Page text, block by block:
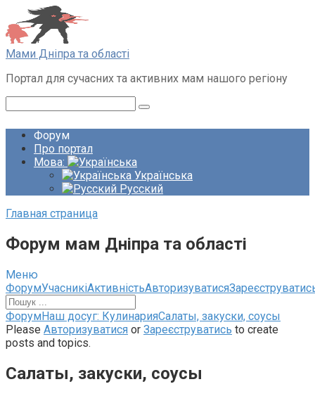
Перейти
до
вмісту
Мами Дніпра та області
Портал для сучасних та активних мам нашого регіону
Форум
Про портал
Мова:
Українська
Русский
Главная страница
Форум мам Дніпра та області
Меню
Навігація
по
форуму
ФорумУчасникіАктивністьАвторизуватися
Навігаційна
стежка
форуму
Ви
тут:
ФорумНаш досуг: КулинарияСалаты, закуски, соусы
Please Авторизуватися or Зареєструватись to create
posts and topics.
Салаты, закуски, соусы